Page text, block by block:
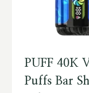
PUFF 40K
Puffs Bar